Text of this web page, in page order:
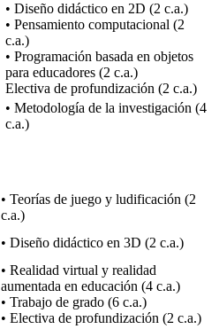
• Diseño didáctico en 2D (2 c.a.)
• Pensamiento computacional (2
c.a.)
• Programación basada en objetos
para educadores (2 c.a.)
Electiva de profundización (2 c.a.)
• Metodología de la investigación (4
c.a.)
• Teorías de juego y ludificación (2
c.a.)
• Diseño didáctico en 3D (2 c.a.)
• Realidad virtual y realidad
aumentada en educación (4 c.a.)
• Trabajo de grado (6 c.a.)
• Electiva de profundización (2 c.a.)